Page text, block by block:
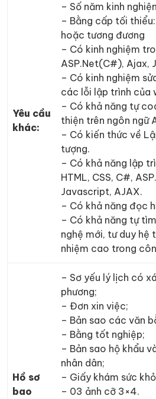
Yêu cầu
khác:
– Số năm kinh
– Bằng cấp tối
hoặc tương đương
– Có kinh nghiệm
ASP.Net(C#), Ajax,
– Có kinh nghiệm
các lỗi lập trình của
– Có khả năng tự
thiện trên ngôn ngữ
– Có kiến thức về
tượng.
– Có khả năng lập
HTML, CSS, C#,
Javascript, AJAX.
– Có khả năng đọc
– Có khả năng tự
nghệ mới, tư duy hệ
nhiệm cao trong
Hồ sơ
bao
– Sơ yếu l‎ý lịch có
phương;
– Đơn xin việc;
– Bản sao các văn
– Bằng tốt nghiệp;
– Bản sao hộ khẩu
nhân dân;
– Giấy khám sức
– 03 ảnh cỡ 3×4.